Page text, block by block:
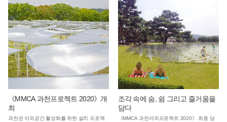
《MMCA 과천프로젝트 2020》개
최
과천관 야외공간 활성화를 위한 설치 프로젝
조각 속에 숨, 쉼 그리고 즐거움을
담다
《MMCA 과천야외프로젝트 2020》 최종 당